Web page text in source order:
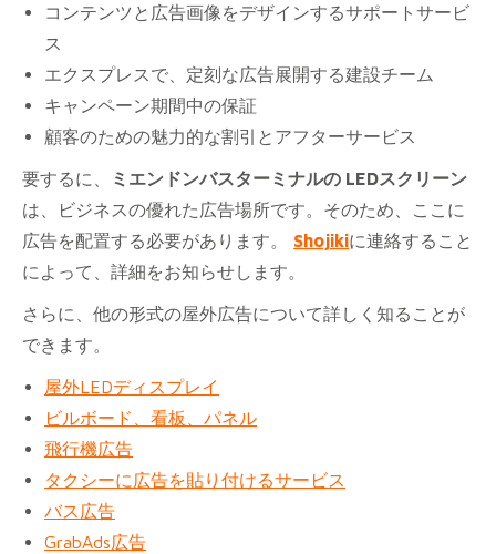
コンテンツと広告画像をデザインするサポートサービ
ス
エクスプレスで、定刻な広告展開する建設チーム
キャンペーン期間中の保証
顧客のための魅力的な割引とアフターサービス
要するに、
ミエンドンバスターミナルの LEDスクリーン
は、ビジネスの優れた広告場所です。そのため、ここに
広告を配置する必要があります。
Shojikiに連絡すること
によって​、詳細をお知らせします。
さらに、他の形式の屋外広告について詳しく知ることが
できます。
屋外LEDディスプレイ
ビルボード、看板、パネル
飛行機広告
タクシーに広告を貼り付けるサービス
バス広告
GrabAds広告